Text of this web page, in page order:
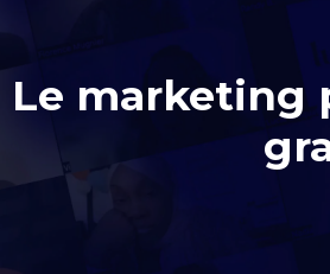
Le marketing